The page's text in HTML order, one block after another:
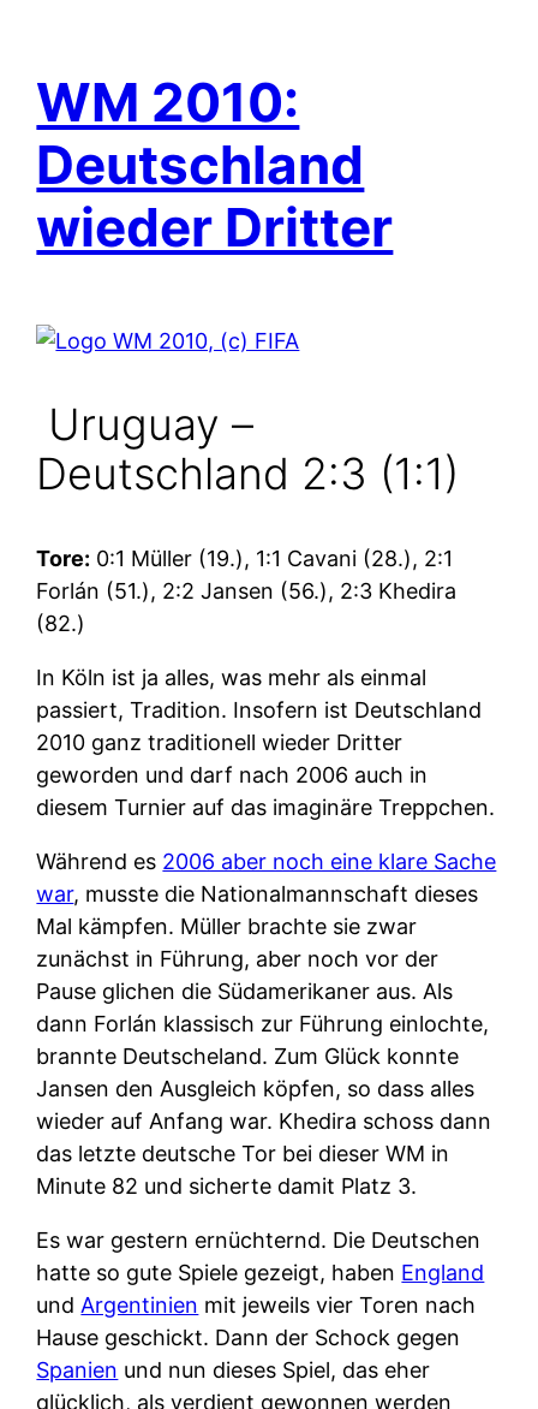
WM 2010:
Deutschland
wieder Dritter
Uruguay –
Deutschland 2:3 (1:1)
Tore: 0:1 Müller (19.), 1:1 Cavani (28.), 2:1
Forlán (51.), 2:2 Jansen (56.), 2:3 Khedira
(82.)
In Köln ist ja alles, was mehr als einmal
passiert, Tradition. Insofern ist Deutschland
2010 ganz traditionell wieder Dritter
geworden und darf nach 2006 auch in
diesem Turnier auf das imaginäre Treppchen.
Während es 2006 aber noch eine klare Sache
war, musste die Nationalmannschaft dieses
Mal kämpfen. Müller brachte sie zwar
zunächst in Führung, aber noch vor der
Pause glichen die Südamerikaner aus. Als
dann Forlán klassisch zur Führung einlochte,
brannte Deutscheland. Zum Glück konnte
Jansen den Ausgleich köpfen, so dass alles
wieder auf Anfang war. Khedira schoss dann
das letzte deutsche Tor bei dieser WM in
Minute 82 und sicherte damit Platz 3.
Es war gestern ernüchternd. Die Deutschen
hatte so gute Spiele gezeigt, haben England
und Argentinien mit jeweils vier Toren nach
Hause geschickt. Dann der Schock gegen
Spanien und nun dieses Spiel, das eher
glücklich, als verdient gewonnen werden